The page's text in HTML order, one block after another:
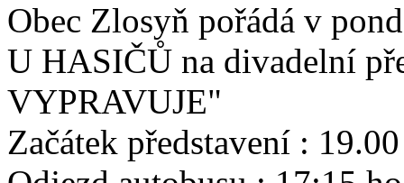
Obec Zlosyň pořádá v
U HASIČŮ na divadelní
VYPRAVUJE"
Začátek představení :